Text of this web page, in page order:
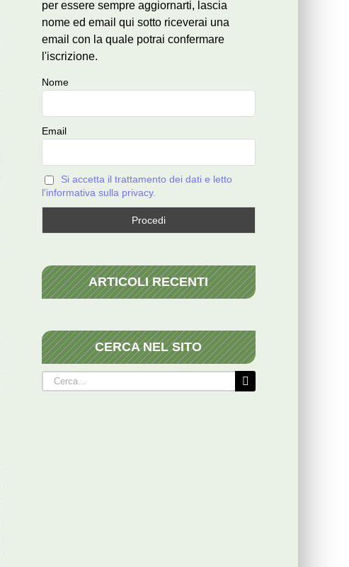
per essere sempre aggiornarti, lascia
nome ed email qui sotto riceverai una
email con la quale potrai confermare
l'iscrizione.
Nome
Email
Si accetta il trattamento dei dati e letto
l'informativa sulla privacy.
ARTICOLI RECENTI
CERCA NEL SITO
Cerca
per: